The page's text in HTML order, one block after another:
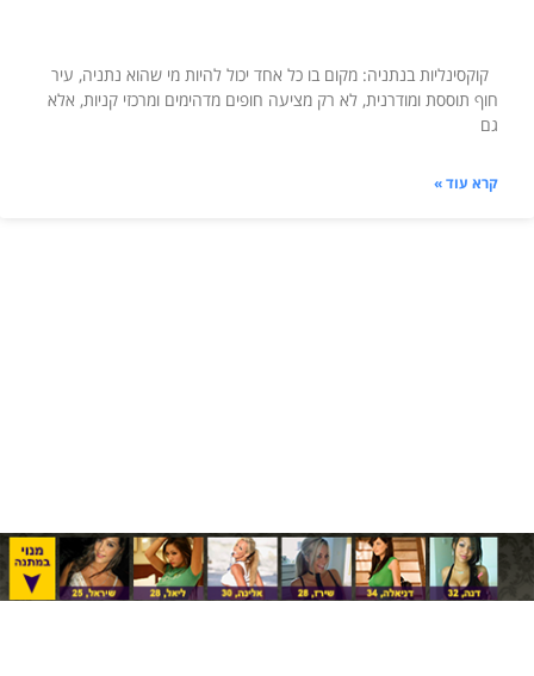
קוקסינליות בנתניה: מקום בו כל אחד יכול להיות מי שהוא נתניה, עיר
חוף תוססת ומודרנית, לא רק מציעה חופים מדהימים ומרכזי קניות, אלא
גם
קרא עוד »